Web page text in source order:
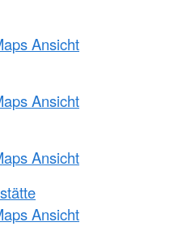
Ansicht
Ansicht
Ansicht
Ansicht